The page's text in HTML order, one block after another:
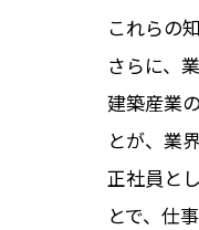
これらの
さらに、
建築産業
とが、業
正社員と
とで、仕